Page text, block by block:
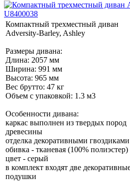
Компактный трехместный диван
Adversity-Barley, Ashley
Размеры дивана:
Длина: 2057 мм
Ширина: 991 мм
Высота: 965 мм
Вес брутто: 47 кг
Объем с упаковкой: 1.3 м3
Особенности дивана:
каркас выполнен из твердых пород
древесины
отделка декоративными гвоздиками
обивка - тканевая (100% полиэстер)
цвет - серый
в комплект входят две
подушки